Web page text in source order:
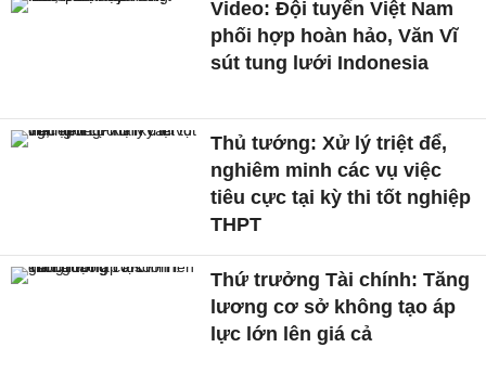
Video: Đội tuyển Việt Nam
phối hợp hoàn hảo, Văn Vĩ
sút tung lưới Indonesia
Thủ tướng: Xử lý triệt để,
nghiêm minh các vụ việc
tiêu cực tại kỳ thi tốt nghiệp
THPT
Thứ trưởng Tài chính: Tăng
lương cơ sở không tạo áp
lực lớn lên giá cả